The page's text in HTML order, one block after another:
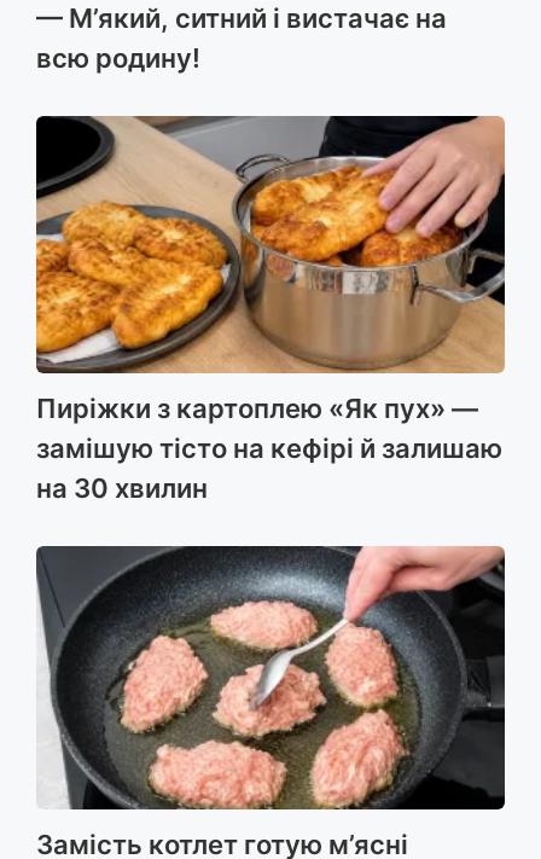
— М’який, ситний і вистачає на
всю родину!
Пиріжки з картоплею «Як пух» —
замішую тісто на кефірі й залишаю
на 30 хвилин
Замість котлет готую м’ясні